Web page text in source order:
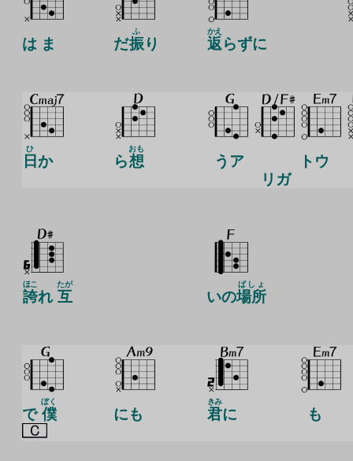
は ま だ振
ふ
り 返
かえ
らずに
日
ひ
か ら想
おも
うア
リガ
トウ
誇
ほこ
れ 互
たが
いの場所
ばしょ
で 僕
ぼく
にも 君
きみ
に も